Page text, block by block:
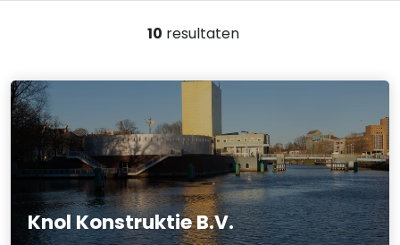
10 resultaten
Knol Konstruktie B.V.